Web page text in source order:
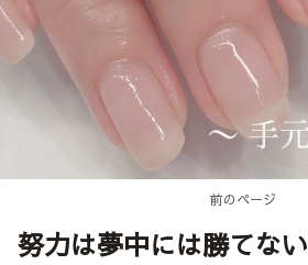
前のページ
努力は夢中には勝てない